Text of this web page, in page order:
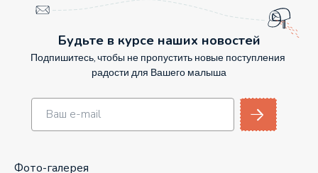
Будьте в курсе наших новостей
Подпишитесь, чтобы не пропустить новые поступления
радости для Вашего малыша
Фото-галерея